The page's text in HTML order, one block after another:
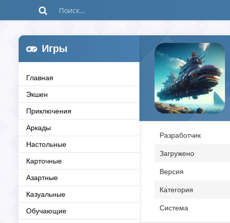
Игры
Главная
Экшен
Приключения
Аркады
Настольные
Карточные
Азартные
Казуальные
Обучающие
Разработчик
Загружено
Версия
Категория
Система